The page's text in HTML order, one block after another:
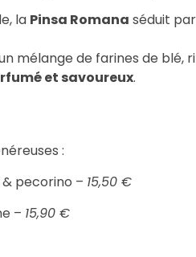
la Pinsa Romana séduit
mélange de farines de blé,
et savoureux.
:
pecorino – 15,50 €
– 15,90 €